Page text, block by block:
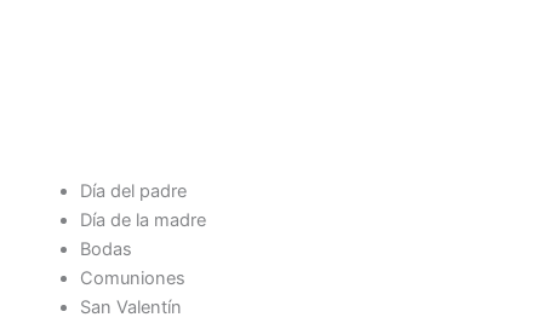
Día del padre
Día de la madre
Bodas
Comuniones
San Valentín